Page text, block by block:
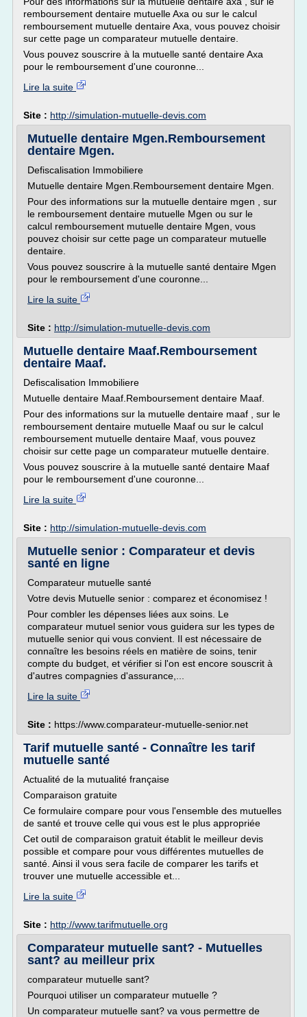
remboursement dentaire mutuelle Axa ou sur le calcul
remboursement mutuelle dentaire Axa, vous pouvez choisir
sur cette page un comparateur mutuelle dentaire.
Vous pouvez souscrire à la mutuelle santé dentaire Axa
pour le remboursement d'une couronne...
Lire la suite
Site : http://simulation-mutuelle-devis.com
Mutuelle dentaire Mgen.Remboursement
dentaire Mgen.
Defiscalisation Immobiliere
Mutuelle dentaire Mgen.Remboursement dentaire Mgen.
Pour des informations sur la mutuelle dentaire mgen , sur
le remboursement dentaire mutuelle Mgen ou sur le
calcul remboursement mutuelle dentaire Mgen, vous
pouvez choisir sur cette page un comparateur mutuelle
dentaire.
Vous pouvez souscrire à la mutuelle santé dentaire Mgen
pour le remboursement d'une couronne...
Lire la suite
Site : http://simulation-mutuelle-devis.com
Mutuelle dentaire Maaf.Remboursement
dentaire Maaf.
Defiscalisation Immobiliere
Mutuelle dentaire Maaf.Remboursement dentaire Maaf.
Pour des informations sur la mutuelle dentaire maaf , sur le
remboursement dentaire mutuelle Maaf ou sur le calcul
remboursement mutuelle dentaire Maaf, vous pouvez
choisir sur cette page un comparateur mutuelle dentaire.
Vous pouvez souscrire à la mutuelle santé dentaire Maaf
pour le remboursement d'une couronne...
Lire la suite
Site : http://simulation-mutuelle-devis.com
Mutuelle senior : Comparateur et devis
santé en ligne
Comparateur mutuelle santé
Votre devis Mutuelle senior : comparez et économisez !
Pour combler les dépenses liées aux soins. Le
comparateur mutuel senior vous guidera sur les types de
mutuelle senior qui vous convient. Il est nécessaire de
connaître les besoins réels en matière de soins, tenir
compte du budget, et vérifier si l'on est encore souscrit à
d'autres compagnies d'assurance,...
Lire la suite
Site : https://www.comparateur-mutuelle-senior.net
Tarif mutuelle santé - Connaître les tarif
mutuelle santé
Actualité de la mutualité française
Comparaison gratuite
Ce formulaire compare pour vous l'ensemble des mutuelles
de santé et trouve celle qui vous est le plus appropriée
Cet outil de comparaison gratuit établit le meilleur devis
possible et compare pour vous différentes mutuelles de
santé. Ainsi il vous sera facile de comparer les tarifs et
trouver une mutuelle accessible et...
Lire la suite
Site : http://www.tarifmutuelle.org
Comparateur mutuelle sant? - Mutuelles
sant? au meilleur prix
comparateur mutuelle sant?
Pourquoi utiliser un comparateur mutuelle ?
Un comparateur mutuelle sant? va vous permettre de